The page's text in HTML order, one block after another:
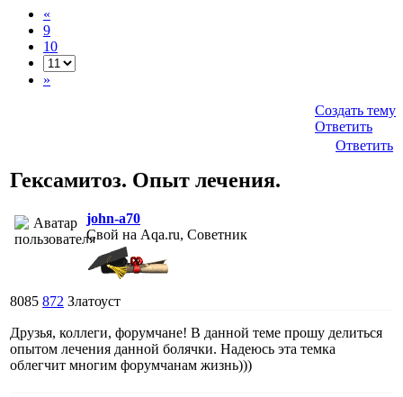
«
9
10
»
Создать тему
Ответить
Ответить
Гексамитоз. Опыт лечения.
john-a70
Свой на Aqa.ru, Советник
8085 872 Златоуст
Друзья, коллеги, форумчане! В данной теме прошу делиться
опытом лечения данной болячки. Надеюсь эта темка
облегчит многим форумчанам жизнь)))